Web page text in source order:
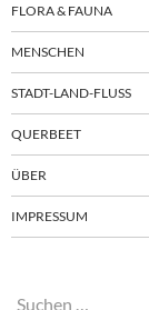
FLORA & FAUNA
MENSCHEN
STADT-LAND-FLUSS
QUERBEET
ÜBER
IMPRESSUM
Suchen